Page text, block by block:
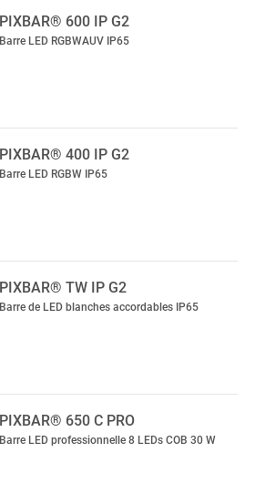
PIXBAR® 600 IP G2
Barre LED RGBWAUV IP65
PIXBAR® 400 IP G2
Barre LED RGBW IP65
PIXBAR® TW IP G2
Barre de LED blanches accordables IP65
PIXBAR® 650 C PRO
Barre LED professionnelle 8 LEDs COB 30 W